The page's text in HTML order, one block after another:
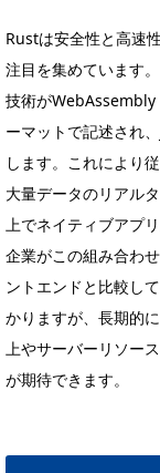
Rustは安全性と高速
注目を集めています
技術がWebAssembly
ーマットで記述され
します。これにより
大量データのリアル
上でネイティブアプ
企業がこの組み合わ
ントエンドと比較し
かりますが、長期的
上やサーバーリソー
が期待できます。